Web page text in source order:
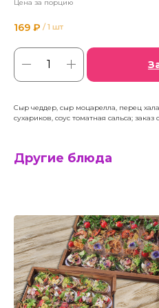
Цена за порцию
169 ₽ / 1 шт
Сыр чеддер, сыр моцарелла, перец
сухариков, соус томатная сальса; заказ
Другие блюда